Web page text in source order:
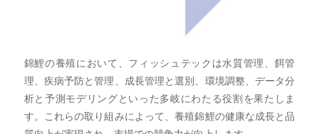
錦鯉の養殖において、フィッシュテックは水質管理、餌管
理、疾病予防と管理、成長管理と選別、環境調整、データ分
析と予測モデリングといった多岐にわたる役割を果たしま
す。これらの取り組みによって、養殖錦鯉の健康な成長と品